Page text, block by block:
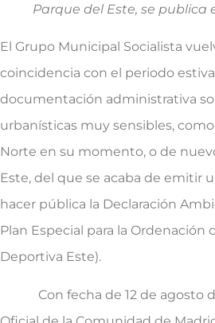
Parque del Este, se publica
El Grupo Municipal Socialista
coincidencia con el periodo
documentación administrativa
urbanísticas muy sensibles,
Norte en su momento, o de
Este, del que se acaba de emitir
hacer pública la Declaración
Plan Especial para la Ordenación
Deportiva Este).
Con fecha de 12 de agosto